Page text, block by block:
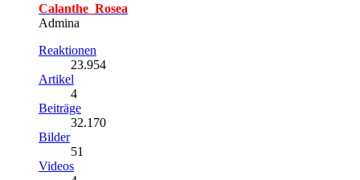
Calanthe_Rosea
Admina
Reaktionen
23.954
Artikel
4
Beiträge
32.170
Bilder
51
Videos